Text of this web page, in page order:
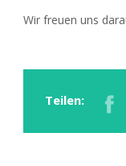
Wir freuen uns
Teilen: